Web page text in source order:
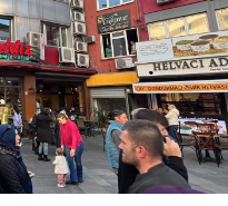
WhatsApp İhbar
Hattı
Facebook